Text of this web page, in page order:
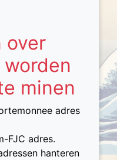
over
minen
adres
FJC adres.
hanteren